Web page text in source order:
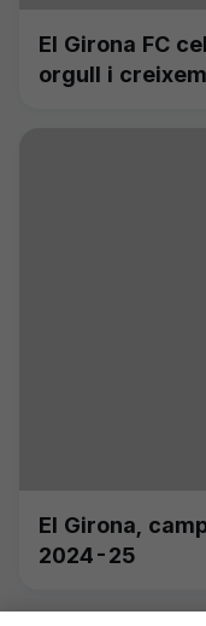
El Girona FC
orgull i
El Girona,
2024-25